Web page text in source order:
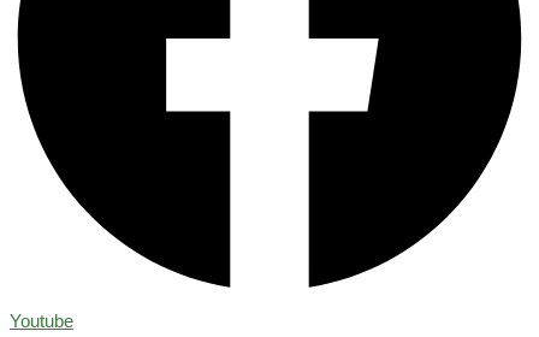
Youtube